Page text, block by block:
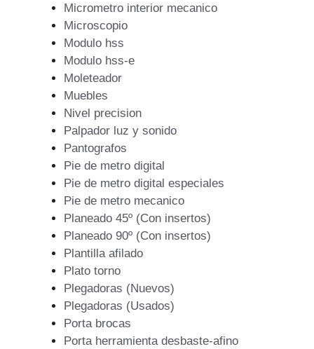
Micrometro interior mecanico
Microscopio
Modulo hss
Modulo hss-e
Moleteador
Muebles
Nivel precision
Palpador luz y sonido
Pantografos
Pie de metro digital
Pie de metro digital especiales
Pie de metro mecanico
Planeado 45º (Con insertos)
Planeado 90º (Con insertos)
Plantilla afilado
Plato torno
Plegadoras (Nuevos)
Plegadoras (Usados)
Porta brocas
Porta herramienta desbaste-afino